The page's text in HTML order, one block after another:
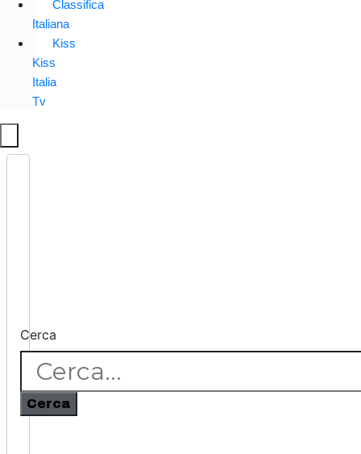
Classifica
Italiana
Kiss
Kiss
Italia
Tv
Cerca
Cerca